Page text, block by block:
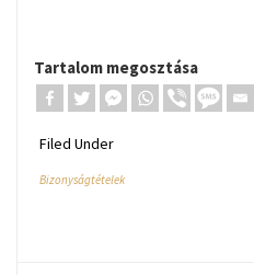
Tartalom megosztása
Filed Under
Bizonyságtételek